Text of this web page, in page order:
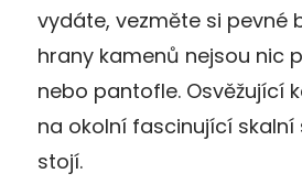
vydáte, vezměte si pevné
hrany kamenů nejsou nic
nebo pantofle. Osvěžující
na okolní fascinující skalní
stojí.